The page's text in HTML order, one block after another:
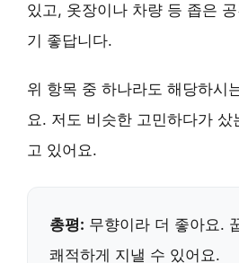
있고, 옷장이나 차량 등 좁은
기 좋답니다.
위 항목 중 하나라도 해당하시
요. 저도 비슷한 고민하다가 샀
고 있어요.
총평: 무향이라 더 좋아요.
쾌적하게 지낼 수 있어요.